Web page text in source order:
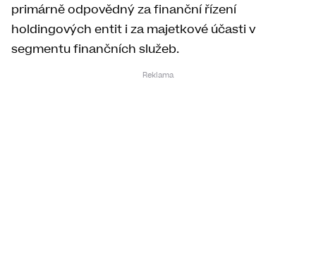
primárně odpovědný za finanční řízení
holdingových entit i za majetkové účasti v
segmentu finančních služeb.